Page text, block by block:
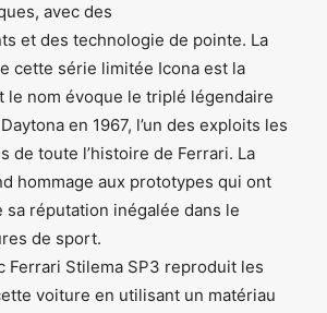
avec des
et des technologie de pointe. La
cette série limitée Icona est la
le nom évoque le triplé légendaire
en 1967, l’un des exploits les
de toute l’histoire de Ferrari. La
hommage aux prototypes qui ont
sa réputation inégalée dans le
de sport.
Ferrari Stilema SP3 reproduit les
voiture en utilisant un matériau